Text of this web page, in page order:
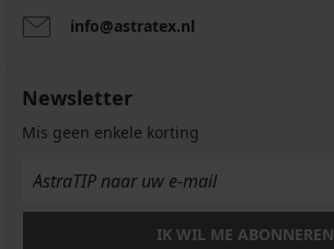
info@astratex.nl
Newsletter
Mis geen enkele korting
IK WIL ME ABONNEREN